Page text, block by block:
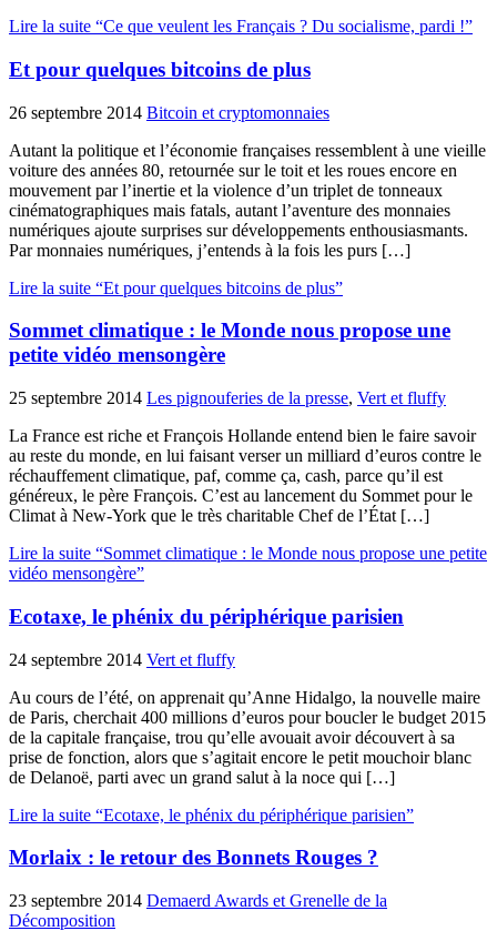
Lire la suite “Ce que veulent les Français ? Du socialisme, pardi !”
Et pour quelques bitcoins de plus
26 septembre 2014 Bitcoin et cryptomonnaies
Autant la politique et l’économie françaises ressemblent à une vieille
voiture des années 80, retournée sur le toit et les roues encore en
mouvement par l’inertie et la violence d’un triplet de tonneaux
cinématographiques mais fatals, autant l’aventure des monnaies
numériques ajoute surprises sur développements enthousiasmants.
Par monnaies numériques, j’entends à la fois les purs […]
Lire la suite “Et pour quelques bitcoins de plus”
Sommet climatique : le Monde nous propose une
petite vidéo mensongère
25 septembre 2014 Les pignouferies de la presse, Vert et fluffy
La France est riche et François Hollande entend bien le faire savoir
au reste du monde, en lui faisant verser un milliard d’euros contre le
réchauffement climatique, paf, comme ça, cash, parce qu’il est
généreux, le père François. C’est au lancement du Sommet pour le
Climat à New-York que le très charitable Chef de l’État […]
Lire la suite “Sommet climatique : le Monde nous propose une petite
vidéo mensongère”
Ecotaxe, le phénix du périphérique parisien
24 septembre 2014 Vert et fluffy
Au cours de l’été, on apprenait qu’Anne Hidalgo, la nouvelle maire
de Paris, cherchait 400 millions d’euros pour boucler le budget 2015
de la capitale française, trou qu’elle avouait avoir découvert à sa
prise de fonction, alors que s’agitait encore le petit mouchoir blanc
de Delanoë, parti avec un grand salut à la noce qui […]
Lire la suite “Ecotaxe, le phénix du périphérique parisien”
Morlaix : le retour des Bonnets Rouges ?
23 septembre 2014 Demaerd Awards et Grenelle de la
Décomposition